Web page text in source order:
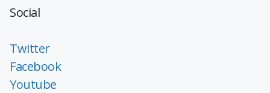
Social
Twitter
Facebook
Youtube